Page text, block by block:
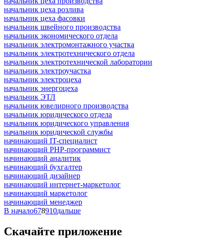
начальник цеха розлива
начальник цеха фасовки
начальник швейного производства
начальник экономического отдела
начальник электромонтажного участка
начальник электротехнического отдела
начальник электротехнической лаборатории
начальник электроучастка
начальник электроцеха
начальник энергоцеха
начальник ЭТЛ
начальник ювелирного производства
начальник юридического отдела
начальник юридического управления
начальник юридической службы
начинающий IT-специалист
начинающий PHP-программист
начинающий аналитик
начинающий бухгалтер
начинающий дизайнер
начинающий интернет-маркетолог
начинающий маркетолог
начинающий менеджер
В начало678910дальше
Скачайте приложение